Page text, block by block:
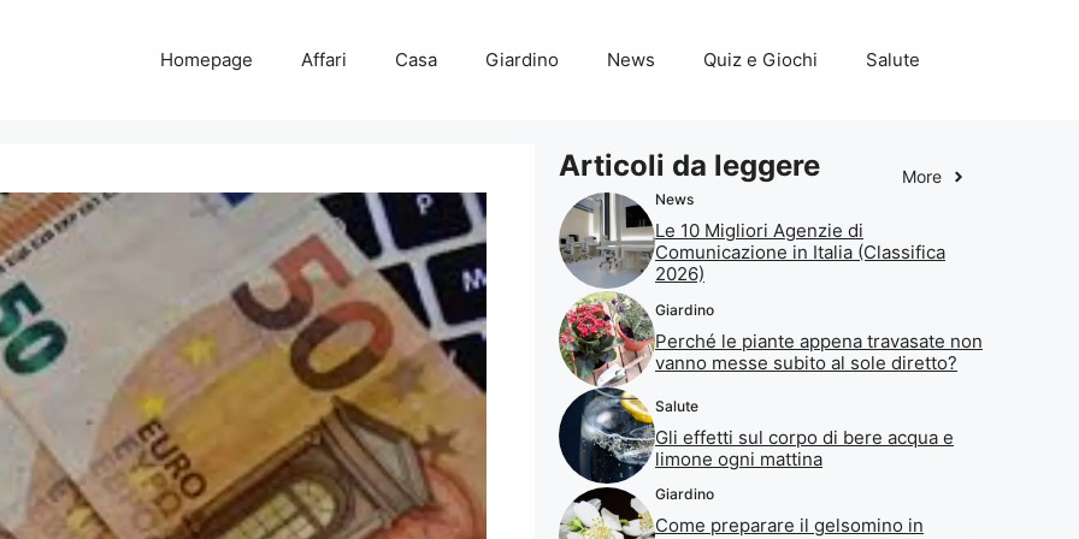
Homepage Affari Casa Giardino News Quiz e Giochi Salute
Articoli da leggere More
News
Le 10 Migliori Agenzie di
Comunicazione in Italia (Classifica
2026)
Giardino
Perché le piante appena travasate non
vanno messe subito al sole diretto?
Salute
Gli effetti sul corpo di bere acqua e
limone ogni mattina
Giardino
Come preparare il gelsomino in